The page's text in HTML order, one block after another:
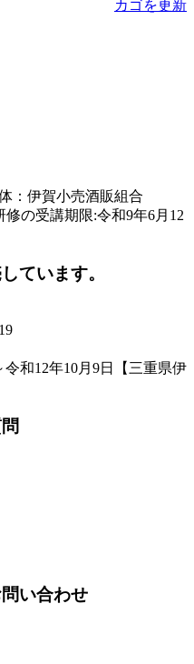
カゴを更新
：伊賀小売酒販組合
の受講期限:令和9年6月12
ています。
和12年10月9日【三重県伊
い合わせ